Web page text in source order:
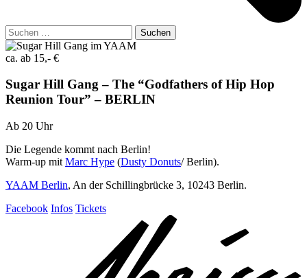
Suchen
nach:
ca. ab 15,- €
Sugar Hill Gang – The “Godfathers of Hip Hop
Reunion Tour” – BERLIN
Ab 20 Uhr
Die Legende kommt nach Berlin!
Warm-up mit Marc Hype (Dusty Donuts/ Berlin).
YAAM Berlin, An der Schillingbrücke 3, 10243 Berlin.
Facebook Infos Tickets